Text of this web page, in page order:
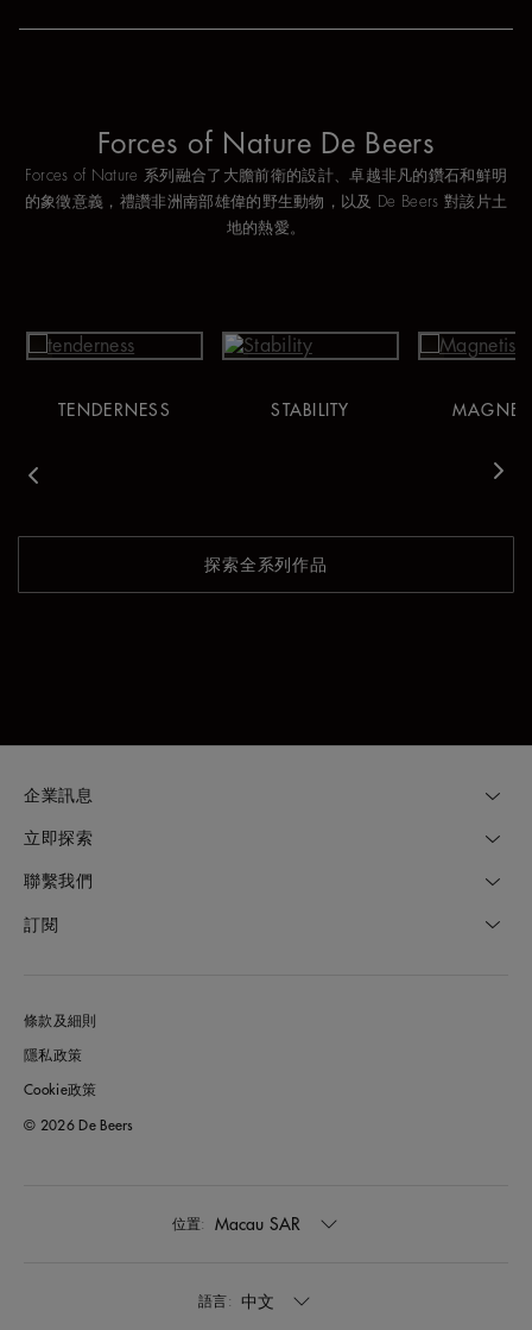
Forces of Nature De Beers
Forces of Nature 系列融合了大膽前衛的設計、卓越非凡的鑽石和鮮明
的象徵意義，禮讚非洲南部雄偉的野生動物，以及 De Beers 對該片土
地的熱愛。
TENDERNESS STABILITY
探索全系列作品
企業訊息
立即探索
聯繫我們
訂閱
條款及細則
隱私政策
Cookie政策
© 2026 De Beers
位置: Macau SAR
語言: 中文